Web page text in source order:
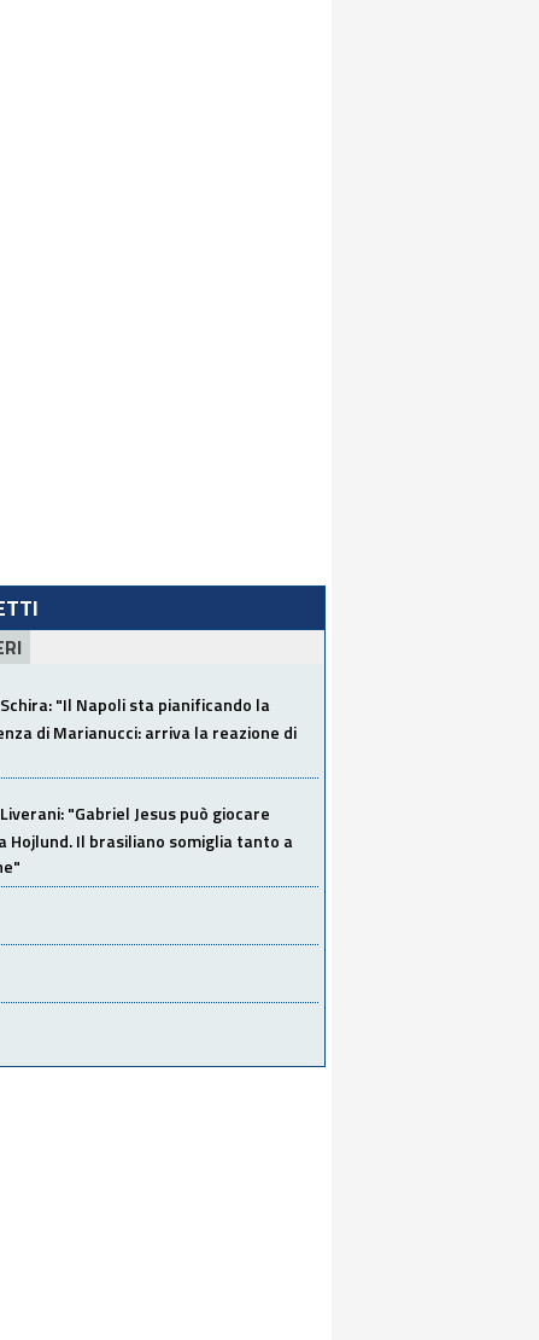
Schira: "Il Napoli sta pianificando la
di Marianucci: arriva la reazione di
Liverani: "Gabriel Jesus può giocare
Hojlund. Il brasiliano somiglia tanto a